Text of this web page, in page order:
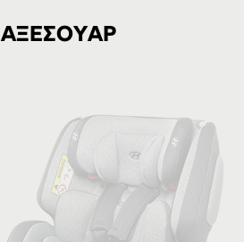
ΑΞΕΣΟΥΑΡ